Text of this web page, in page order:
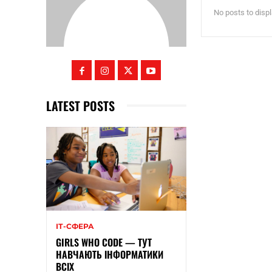
LATEST POSTS
ІТ-СФЕРА
GIRLS WHO CODE — ТУТ
НАВЧАЮТЬ ІНФОРМАТИКИ
ВСІХ
No posts to